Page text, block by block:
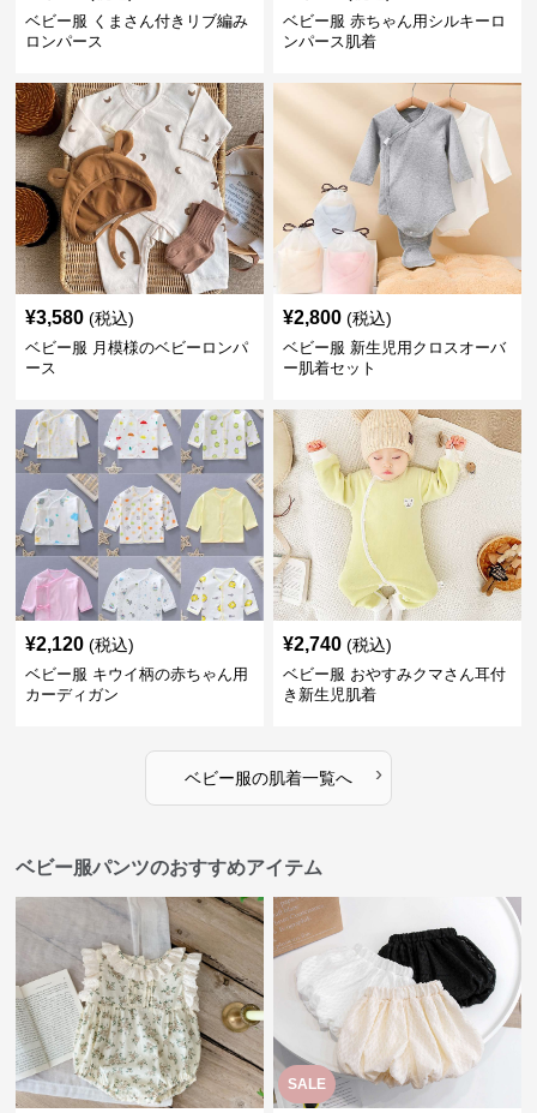
ベビー服 くまさん付きリブ編み
ロンパース
ベビー服 赤ちゃん用シルキーロ
ンパース肌着
¥3,580 (税込)
ベビー服 月模様のベビーロンパ
ース
¥2,800 (税込)
ベビー服 新生児用クロスオーバ
ー肌着セット
¥2,120 (税込)
ベビー服 キウイ柄の赤ちゃん用
カーディガン
¥2,740 (税込)
ベビー服 おやすみクマさん耳付
き新生児肌着
ベビー服の肌着一覧へ ›
ベビー服パンツのおすすめアイテム
SALE